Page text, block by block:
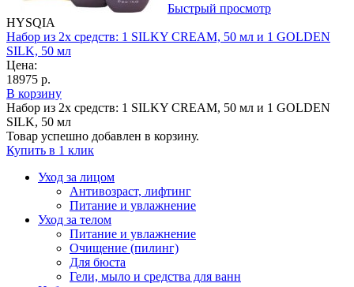
Быстрый просмотр
HYSQIA
Набор из 2х средств: 1 SILKY CREAM, 50 мл и 1 GOLDEN
SILK, 50 мл
Цена:
18975 р.
В корзину
Набор из 2х средств: 1 SILKY CREAM, 50 мл и 1 GOLDEN
SILK, 50 мл
Товар успешно добавлен в корзину.
Купить в 1 клик
Уход за лицом
Антивозраст, лифтинг
Питание и увлажнение
Уход за телом
Питание и увлажнение
Очищение (пилинг)
Для бюста
Гели, мыло и средства для ванн